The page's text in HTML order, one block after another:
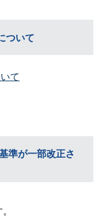
ついて
て
準が一部改正さ